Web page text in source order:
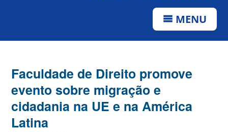
MENU
Faculdade de Direito promove
evento sobre migração e
cidadania na UE e na América
Latina